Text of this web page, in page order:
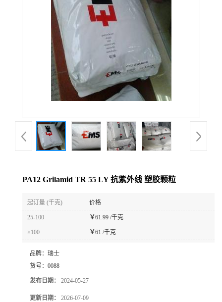
品
展
PA12 Grilamid TR 55 LY 抗紫外线 塑胶颗粒
起订量 (千克) 价格
25-100 ￥61.99 /千克
≥100 ￥61 /千克
品牌： 瑞士
货号： 0088
发布日期： 2024-05-27
更新日期： 2026-07-09